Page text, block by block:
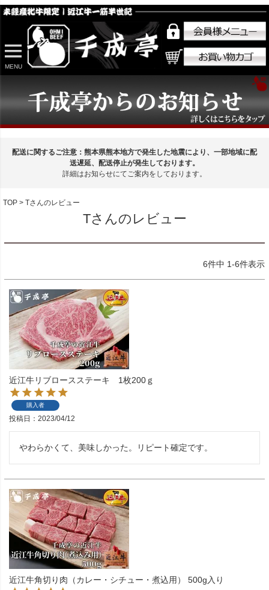
MENU
配送に関するご注意：熊本県熊本地方で発生した地震により、一部地域に配
送遅延、配送停止が発生しております。
詳細はお知らせにてご案内をしております。
TOP Tさんのレビュー
Tさんのレビュー
6件中 1-6件表示
近江牛リブロースステーキ 1枚200ｇ
購入者
投稿日 2023/04/12
やわらかくて、美味しかった。リピート確定です。
近江牛角切り肉（カレー・シチュー・煮込用） 500g入り